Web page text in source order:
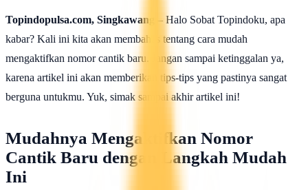
Topindopulsa.com, Singkawang
– Halo Sobat Topindoku, apa
kabar? Kali ini kita akan membahas tentang cara mudah
mengaktifkan nomor cantik baru. Jangan sampai ketinggalan ya,
karena artikel ini akan memberikan tips-tips yang pastinya sangat
berguna untukmu. Yuk, simak sampai akhir artikel ini!
Mudahnya Mengaktifkan Nomor
Cantik Baru dengan Langkah Mudah
Ini